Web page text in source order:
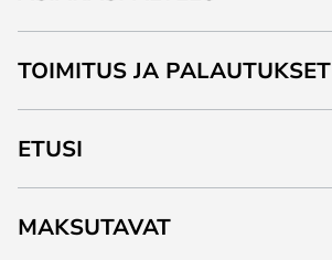
TOIMITUS JA PALAUTUKSET
ETUSI
MAKSUTAVAT